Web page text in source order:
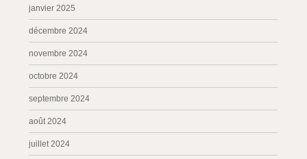
janvier 2025
décembre 2024
novembre 2024
octobre 2024
septembre 2024
août 2024
juillet 2024